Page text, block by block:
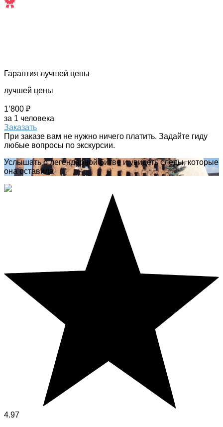
Гарантия лучшей цены
лучшей цены
1’800 ₽
за 1 человека
Заказать
При заказе вам не нужно ничего платить. Задайте гиду
любые вопросы по экскурсии.
Услышать о легендарной битве и увидеть следы, которые
она оставила
4.97